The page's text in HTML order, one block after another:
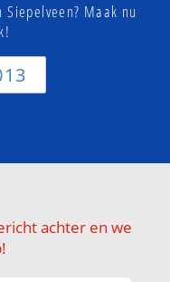
Maak nu
achter en we